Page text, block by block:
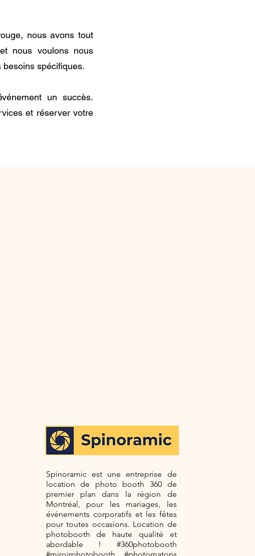
nous avons tout
nous voulons nous
spécifiques.
un succès.
et réserver votre
Spinoramic est une entreprise de
location de photo booth 360 de
premier plan dans la région de
Montréal, pour les mariages, les
événements corporatifs et les fêtes
pour toutes occasions. Location de
photobooth de haute qualité et
abordable ! #360photobooth